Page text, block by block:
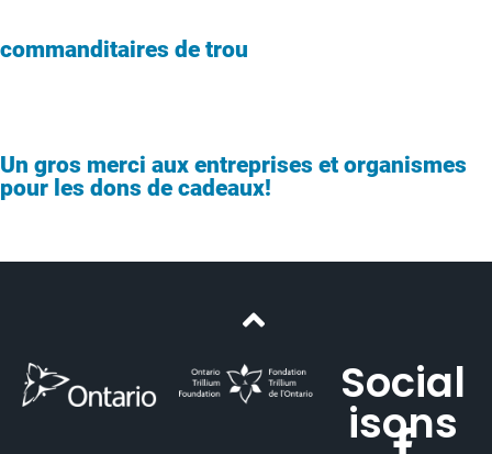
commanditaires de trou
Un gros merci aux entreprises et organismes
pour les dons de cadeaux!
Social
isons